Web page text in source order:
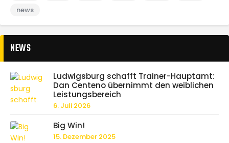
news
NEWS
Ludwigsburg schafft Trainer-Hauptamt:
Dan Centeno übernimmt den weiblichen
Leistungsbereich
6. Juli 2026
Big Win!
15. Dezember 2025